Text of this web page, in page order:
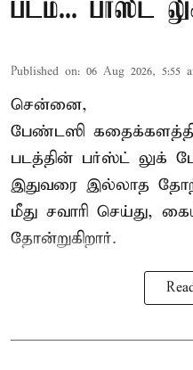
படம்... பர்ஸ்ட்
Published on: 06 Aug 2026, 5:55
சென்னை,
பேண்டஸி
படத்தின் பர்ஸ்ட் லுக்
இதுவரை இல்லாத
மீது சவாரி செய்து,
தோன்றுகிறார்.